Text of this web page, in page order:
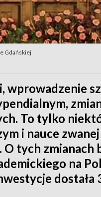
Gdańskiej
wprowadzenie
To tylko
i nauce
tych zmianach
na
dostała